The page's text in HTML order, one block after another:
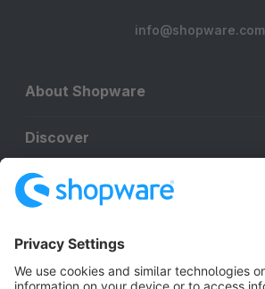
info@shopware.com
About Shopware
Discover
Resources